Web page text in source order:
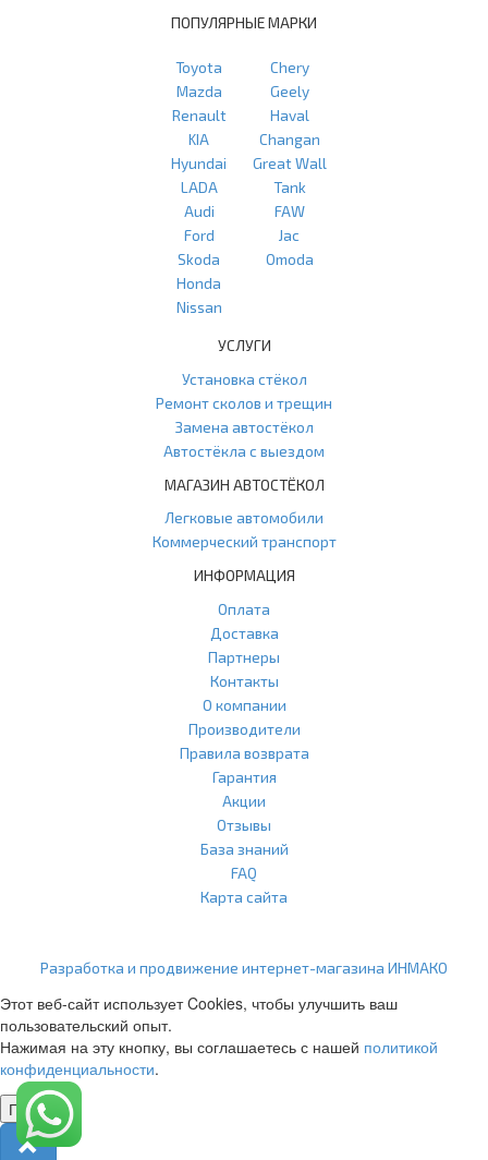
ПОПУЛЯРНЫЕ МАРКИ
Toyota
Mazda
Renault
KIA
Hyundai
LADA
Audi
Ford
Skoda
Honda
Nissan
Chery
Geely
Haval
Changan
Great Wall
Tank
FAW
Jac
Omoda
УСЛУГИ
Установка стёкол
Ремонт сколов и трещин
Замена автостёкол
Автостёкла с выездом
МАГАЗИН АВТОСТЁКОЛ
Легковые автомобили
Коммерческий транспорт
ИНФОРМАЦИЯ
Оплата
Доставка
Партнеры
Контакты
О компании
Производители
Правила возврата
Гарантия
Акции
Отзывы
База знаний
FAQ
Карта сайта
Разработка и продвижение интернет-магазина ИНМАКО
Этот веб-сайт использует Cookies, чтобы улучшить ваш
пользовательский опыт.
Нажимая на эту кнопку, вы соглашаетесь с нашей политикой
конфиденциальности.
Понятно